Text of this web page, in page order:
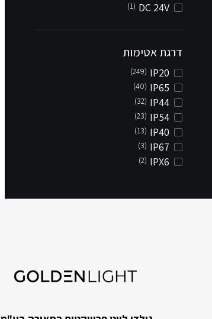
DC 24V
(1)
דרגת אטימות
IP20
(249)
IP65
(40)
IP44
(32)
IP54
(23)
IP40
(13)
IP67
(3)
IPX6
(2)